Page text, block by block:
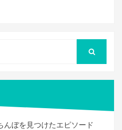
んぼを見つけたエピソード